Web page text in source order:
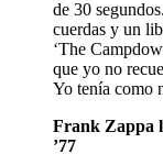
de 30
cuerdas y un
‘The
que yo no
Yo tenía como
Frank Zappa
’77